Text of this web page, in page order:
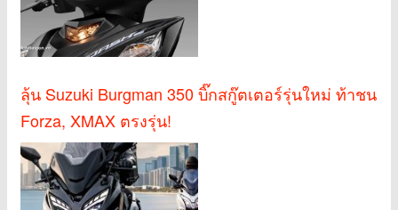
ลุ้น Suzuki Burgman 350 บิ๊กสกู๊ตเตอร์รุ่นใหม่ ท้าชน
Forza, XMAX ตรงรุ่น!